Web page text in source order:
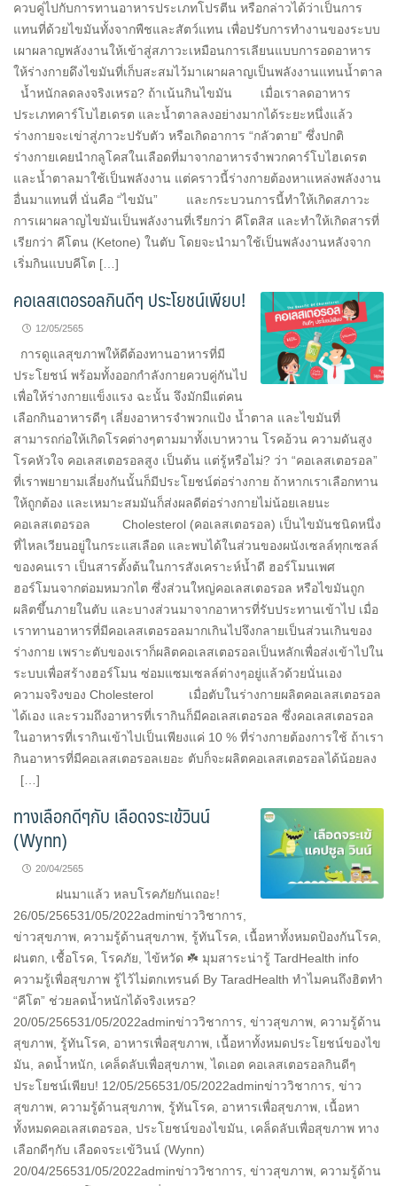
ควบคู่ไปกับการทานอาหารประเภทโปรตีน หรือกล่าวได้ว่าเป็นการ
แทนที่ด้วยไขมันทั้งจากพืชและสัตว์แทน เพื่อปรับการทำงานของระบบ
เผาผลาญพลังงานให้เข้าสู่สภาวะเหมือนการเลียนแบบการอดอาหาร
ให้ร่างกายดึงไขมันที่เก็บสะสมไว้มาเผาผลาญเป็นพลังงานแทนน้ำตาล
น้ำหนักลดลงจริงเหรอ? ถ้าเน้นกินไขมัน เมื่อเราลดอาหาร
ประเภทคาร์โบไฮเดรต และน้ำตาลลงอย่างมากได้ระยะหนึ่งแล้ว
ร่างกายจะเข่าสู่ภาวะปรับตัว หรือเกิดอาการ “กลัวตาย” ซึ่งปกติ
ร่างกายเคยนำกลูโคสในเลือดที่มาจากอาหารจำพวกคาร์โบไฮเดรต
และน้ำตาลมาใช้เป็นพลังงาน แต่คราวนี้ร่างกายต้องหาแหล่งพลังงาน
อื่นมาแทนที่ นั่นคือ “ไขมัน” และกระบวนการนี้ทำให้เกิดสภาวะ
การเผาผลาญไขมันเป็นพลังงานที่เรียกว่า คีโตสิส และทำให้เกิดสารที่
เรียกว่า คีโตน (Ketone) ในตับ โดยจะนำมาใช้เป็นพลังงานหลังจาก
เริ่มกินแบบคีโต […]
คอเลสเตอรอลกินดีๆ ประโยชน์เพียบ!
12/05/2565
การดูแลสุขภาพให้ดีต้องทานอาหารที่มี
ประโยชน์ พร้อมทั้งออกกำลังกายควบคู่กันไป
เพื่อให้ร่างกายแข็งแรง ฉะนั้น จึงมักมีแต่คน
เลือกกินอาหารดีๆ เลี่ยงอาหารจำพวกแป้ง น้ำตาล และไขมันที่
สามารถก่อให้เกิดโรคต่างๆตามมาทั้งเบาหวาน โรคอ้วน ความดันสูง
โรคหัวใจ คอเลสเตอรอลสูง เป็นต้น แต่รู้หรือไม่? ว่า “คอเลสเตอรอล”
ที่เราพยายามเลี่ยงกันนั้นก็มีประโยชน์ต่อร่างกาย ถ้าหากเราเลือกทาน
ให้ถูกต้อง และเหมาะสมมันก็ส่งผลดีต่อร่างกายไม่น้อยเลยนะ
คอเลสเตอรอล Cholesterol (คอเลสเตอรอล) เป็นไขมันชนิดหนึ่ง
ที่ไหลเวียนอยู่ในกระแสเลือด และพบได้ในส่วนของผนังเซลล์ทุกเซลล์
ของคนเรา เป็นสารตั้งต้นในการสังเคราะห์น้ำดี ฮอร์โมนเพศ
ฮอร์โมนจากต่อมหมวกไต ซึ่งส่วนใหญ่คอเลสเตอรอล หรือไขมันถูก
ผลิตขึ้นภายในตับ และบางส่วนมาจากอาหารที่รับประทานเข้าไป เมื่อ
เราทานอาหารที่มีคอเลสเตอรอลมากเกินไปจึงกลายเป็นส่วนเกินของ
ร่างกาย เพราะตับของเราก็ผลิตคอเลสเตอรอลเป็นหลักเพื่อส่งเข้าไปใน
ระบบเพื่อสร้างฮอร์โมน ซ่อมแซมเซลล์ต่างๆอยู่แล้วด้วยนั่นเอง
ความจริงของ Cholesterol เมื่อตับในร่างกายผลิตคอเลสเตอรอล
ได้เอง และรวมถึงอาหารที่เรากินก็มีคอเลสเตอรอล ซึ่งคอเลสเตอรอล
ในอาหารที่เรากินเข้าไปเป็นเพียงแค่ 10 % ที่ร่างกายต้องการใช้ ถ้าเรา
กินอาหารที่มีคอเลสเตอรอลเยอะ ตับก็จะผลิตคอเลสเตอรอลได้น้อยลง
[…]
ทางเลือกดีๆกับ เลือดจระเข้วินน์
(Wynn)
20/04/2565
ฝนมาแล้ว หลบโรคภัยกันเถอะ!
26/05/256531/05/2022adminข่าววิชาการ,
ข่าวสุขภาพ, ความรู้ด้านสุขภาพ, รู้ทันโรค, เนื้อหาทั้งหมดป้องกันโรค,
ฝนตก, เชื้อโรค, โรคภัย, ไข้หวัด ☘️ มุมสาระน่ารู้ TardHealth info
ความรู้เพื่อสุขภาพ รู้ไว้ไม่ตกเทรนด์ By TaradHealth ทำไมคนถึงฮิตทำ
“คีโต” ช่วยลดน้ำหนักได้จริงเหรอ?
20/05/256531/05/2022adminข่าววิชาการ, ข่าวสุขภาพ, ความรู้ด้าน
สุขภาพ, รู้ทันโรค, อาหารเพื่อสุขภาพ, เนื้อหาทั้งหมดประโยชน์ของไข
มัน, ลดน้ำหนัก, เคล็ดลับเพื่อสุขภาพ, ไดเอต คอเลสเตอรอลกินดีๆ
ประโยชน์เพียบ! 12/05/256531/05/2022adminข่าววิชาการ, ข่าว
สุขภาพ, ความรู้ด้านสุขภาพ, รู้ทันโรค, อาหารเพื่อสุขภาพ, เนื้อหา
ทั้งหมดคอเลสเตอรอล, ประโยชน์ของไขมัน, เคล็ดลับเพื่อสุขภาพ ทาง
เลือกดีๆกับ เลือดจระเข้วินน์ (Wynn)
20/04/256531/05/2022adminข่าววิชาการ, ข่าวสุขภาพ, ความรู้ด้าน